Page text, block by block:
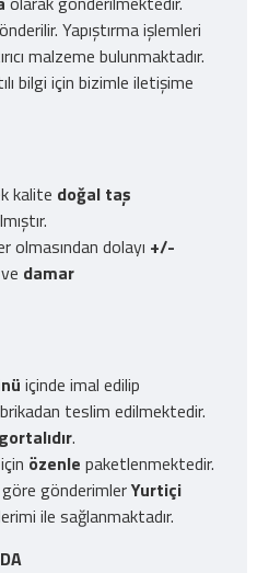
Yapıştırma işlemleri
malzeme bulunmaktadır.
bilgi için bizimle iletişime
kalite doğal taş
olmasından dolayı +/-
ve damar
içinde imal edilip
teslim edilmektedir.
.
özenle paketlenmektedir.
göre gönderimlerYurtiçi
ile sağlanmaktadır.